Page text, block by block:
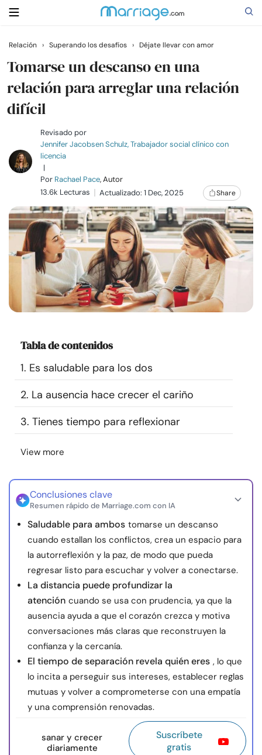
Buscar
Casarse
Relaciones
Familia
Ayuda
Cursos
Recursos
Comunidad
Encuentra un terapeuta
Idioma
Sobre nosotros Contáctanos Escríbenos
Publicidad con
nosotros
© Copyright 2026. Todos los derechos reservados.
Relación › Superando los desafíos › Déjate llevar con amor
Tomarse un descanso en una
relación para arreglar una relación
difícil
Revisado por
Jennifer Jacobsen Schulz, Trabajador social clínico con
licencia
|
Por Rachael Pace, Autor
13.6k Lecturas
Actualizado: 1 Dec, 2025 Share
Tabla de contenidos
1. Es saludable para los dos
2. La ausencia hace crecer el cariño
3. Tienes tiempo para reflexionar
View more
Conclusiones clave
Resumen rápido de Marriage.com con IA
Saludable para ambos tomarse un descanso
cuando estallan los conflictos, crea un espacio para
la autorreflexión y la paz, de modo que pueda
regresar listo para escuchar y volver a conectarse.
La distancia puede profundizar la
atención cuando se usa con prudencia, ya que la
ausencia ayuda a que el corazón crezca y motiva
conversaciones más claras que reconstruyen la
confianza y la cercanía.
El tiempo de separación revela quién eres , lo que
lo incita a perseguir sus intereses, establecer reglas
mutuas y volver a comprometerse con una empatía
y una comprensión renovadas.
sanar y crecer
diariamente
Suscríbete
gratis